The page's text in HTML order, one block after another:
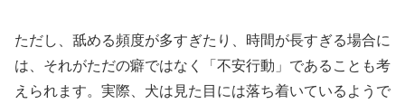
ただし、舐める頻度が多すぎたり、時間が長すぎる場合に
は、それがただの癖ではなく「不安行動」であることも考
えられます。実際、犬は見た目には落ち着いているようで